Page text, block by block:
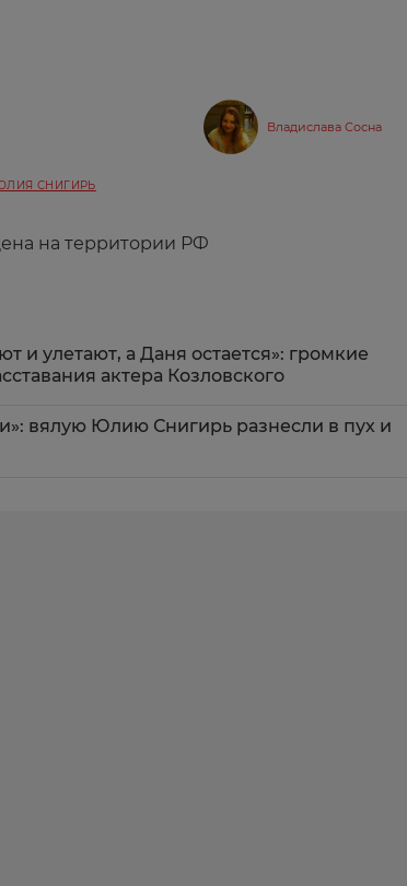
Владислава Сосна
СНИГИРЬ
на территории РФ
и улетают, а Даня остается»: громкие
актера Козловского
вялую Юлию Снигирь разнесли в пух и